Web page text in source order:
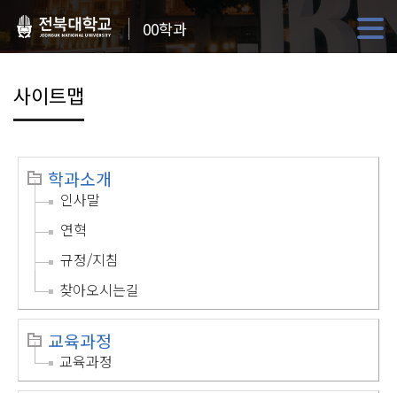
00학과
사이트맵
학과소개
인사말
연혁
규정/지침
찾아오시는길
교육과정
교육과정